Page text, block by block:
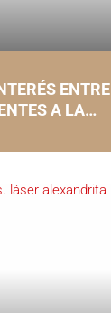
ENTRE
A LA…